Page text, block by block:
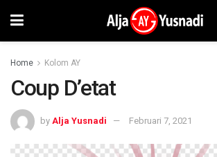
Home Kolom AY
Coup D’etat
by Alja Yusnadi Februari 7, 2021